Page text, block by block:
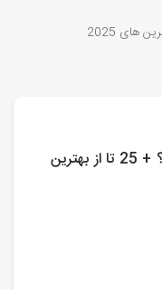
دوربین ۳۶۰ درجه ورزشی چیست؟ + 25 تا از بهترین